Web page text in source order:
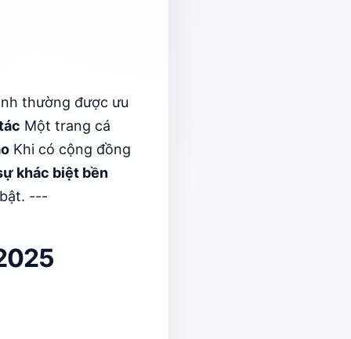
thường được ưu
Một trang cá
Khi có cộng đồng
khác biệt bền
---